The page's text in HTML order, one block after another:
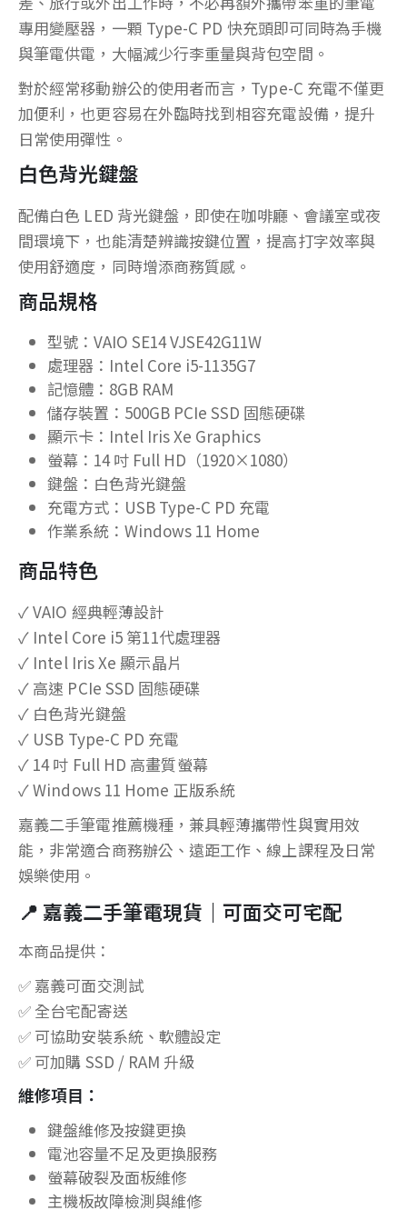
專用變壓器，一顆 Type-C PD 快充頭即可同時為手機
與筆電供電，大幅減少行李重量與背包空間。
對於經常移動辦公的使用者而言，Type-C 充電不僅更
加便利，也更容易在外臨時找到相容充電設備，提升
日常使用彈性。
白色背光鍵盤
配備白色 LED 背光鍵盤，即使在咖啡廳、會議室或夜
間環境下，也能清楚辨識按鍵位置，提高打字效率與
使用舒適度，同時增添商務質感。
商品規格
型號：VAIO SE14 VJSE42G11W
處理器：Intel Core i5-1135G7
記憶體：8GB RAM
儲存裝置：500GB PCIe SSD 固態硬碟
顯示卡：Intel Iris Xe Graphics
螢幕：14 吋 Full HD（1920×1080）
鍵盤：白色背光鍵盤
充電方式：USB Type-C PD 充電
作業系統：Windows 11 Home
商品特色
✓ VAIO 經典輕薄設計
✓ Intel Core i5 第11代處理器
✓ Intel Iris Xe 顯示晶片
✓ 高速 PCIe SSD 固態硬碟
✓ 白色背光鍵盤
✓ USB Type-C PD 充電
✓ 14 吋 Full HD 高畫質螢幕
✓ Windows 11 Home 正版系統
嘉義二手筆電推薦機種，兼具輕薄攜帶性與實用效
能，非常適合商務辦公、遠距工作、線上課程及日常
娛樂使用。
📍 嘉義二手筆電現貨｜可面交可宅配
本商品提供：
✅ 嘉義可面交測試
✅ 全台宅配寄送
✅ 可協助安裝系統、軟體設定
✅ 可加購 SSD / RAM 升級
維修項目：
鍵盤維修及按鍵更換
電池容量不足及更換服務
螢幕破裂及面板維修
主機板故障檢測與維修